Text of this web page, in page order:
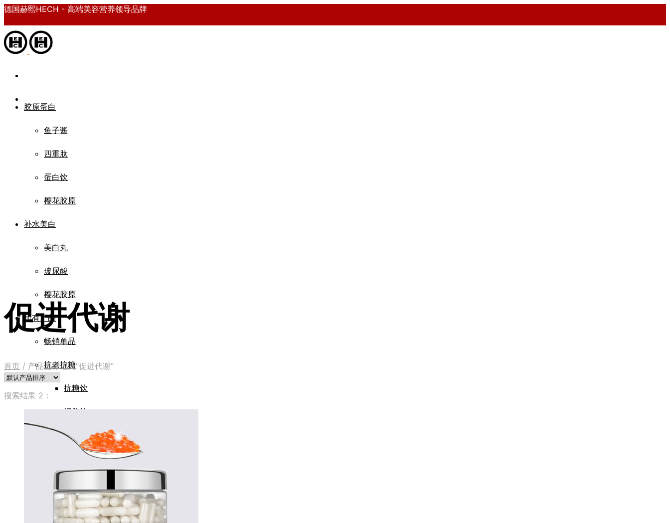
德国赫熙HECH - 高端美容营养领导品牌
胶原蛋白
鱼子酱
四重肽
蛋白饮
樱花胶原
补水美白
美白丸
玻尿酸
樱花胶原
所有产品
畅销单品
抗老抗糖
抗糖饮
细胞饮
四重肽
细胞饮
促进代谢
首页 / 产品已标记为“促进代谢”
搜索结果 2：